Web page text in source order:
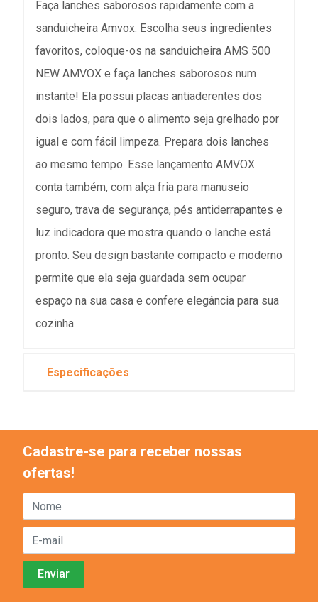
Faça lanches saborosos rapidamente com a
sanduicheira Amvox. Escolha seus ingredientes
favoritos, coloque-os na sanduicheira AMS 500
NEW AMVOX e faça lanches saborosos num
instante! Ela possui placas antiaderentes dos
dois lados, para que o alimento seja grelhado por
igual e com fácil limpeza. Prepara dois lanches
ao mesmo tempo. Esse lançamento AMVOX
conta também, com alça fria para manuseio
seguro, trava de segurança, pés antiderrapantes e
luz indicadora que mostra quando o lanche está
pronto. Seu design bastante compacto e moderno
permite que ela seja guardada sem ocupar
espaço na sua casa e confere elegância para sua
cozinha.
Especificações
Cadastre-se para receber nossas
ofertas!